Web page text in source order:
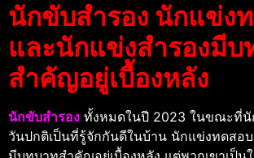
นักขับสำรอง นักแข่ง
และนักแข่งสำรองมีบ
สําคัญอยู่เบื้องหลัง
นักขับสำรอง ทั้งหมดในปี 2023 ในขณะที่
วันปกติเป็นที่รู้จักกันดีในบ้าน นักแข่งทดสอ